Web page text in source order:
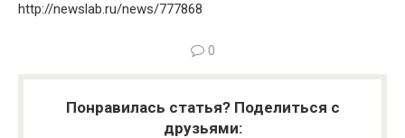
http://newslab.ru/news/777868
0
Понравилась статья? Поделиться с
друзьями: